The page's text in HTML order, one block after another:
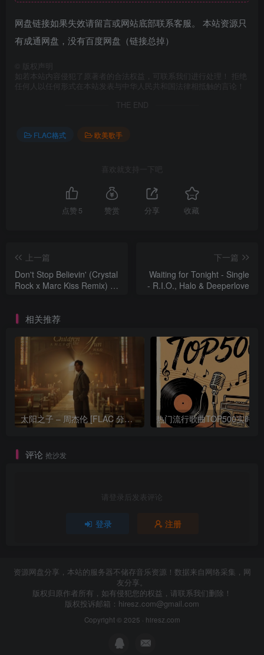
网盘链接如果失效请留言或网站底部联系客服。 本站资源只
有成通网盘，没有百度网盘（链接总掉）
版权声明
如若本站内容侵犯了原著者的合法权益，可联系我们进行处理！ 拒绝
任何人以任何形式在本站发表与中华人民共和国法律相抵触的言论！
THE END
FLAC格式 欧美歌手
喜欢就支持一下吧
点赞 5 赞赏 分享 收藏
上一篇
Don't Stop Believin' (Crystal
Rock x Marc Kiss Remix) -
下一篇
Waiting for Tonight - Single
- R.I.O., Halo & Deeperlove
相关推荐
太阳之子 – 周杰伦 [FLAC 分轨 192Khz 24bit]
评论 抢沙发
请登录后发表评论
登录 注册
资源网盘分享，本站的服务器不储存音乐资源！数据来自网络采集，网
友分享。
版权归原作者所有，如有侵犯您的权益，请联系我们删除！
版权投诉邮箱： hiresz.com@gmail.com
Copyright © 2025 · hiresz.com